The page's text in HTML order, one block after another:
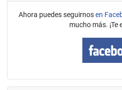
Ahora puedes seguirnosen
mucho más. ¡Te